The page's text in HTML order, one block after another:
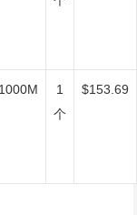
1000M
1
个
$153.69